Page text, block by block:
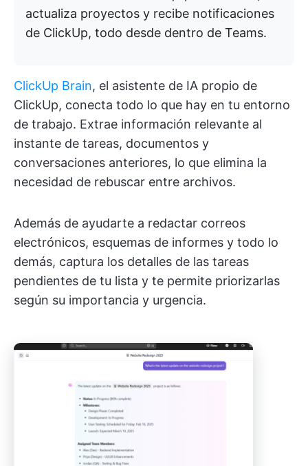
actualiza proyectos y recibe notificaciones
de ClickUp, todo desde dentro de Teams.
ClickUp Brain, el asistente de IA propio de
ClickUp, conecta todo lo que hay en tu entorno
de trabajo. Extrae información relevante al
instante de tareas, documentos y
conversaciones anteriores, lo que elimina la
necesidad de rebuscar entre archivos.
Además de ayudarte a redactar correos
electrónicos, esquemas de informes y todo lo
demás, captura los detalles de las tareas
pendientes de tu lista y te permite priorizarlas
según su importancia y urgencia.